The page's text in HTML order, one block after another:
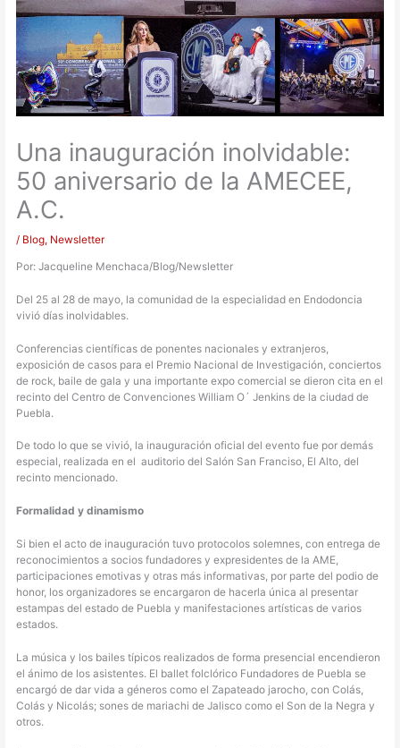
Una inauguración inolvidable:
50 aniversario de la AMECEE,
A.C.
/ Blog, Newsletter
Por: Jacqueline Menchaca/Blog/Newsletter
Del 25 al 28 de mayo, la comunidad de la especialidad en Endodoncia
vivió días inolvidables.
Conferencias científicas de ponentes nacionales y extranjeros,
exposición de casos para el Premio Nacional de Investigación, conciertos
de rock, baile de gala y una importante expo comercial se dieron cita en el
recinto del Centro de Convenciones William O´ Jenkins de la ciudad de
Puebla.
De todo lo que se vivió, la inauguración oficial del evento fue por demás
especial, realizada en el auditorio del Salón San Franciso, El Alto, del
recinto mencionado.
Formalidad y dinamismo
Si bien el acto de inauguración tuvo protocolos solemnes, con entrega de
reconocimientos a socios fundadores y expresidentes de la AME,
participaciones emotivas y otras más informativas, por parte del podio de
honor, los organizadores se encargaron de hacerla única al presentar
estampas del estado de Puebla y manifestaciones artísticas de varios
estados.
La música y los bailes típicos realizados de forma presencial encendieron
el ánimo de los asistentes. El ballet folclórico Fundadores de Puebla se
encargó de dar vida a géneros como el Zapateado jarocho, con Colás,
Colás y Nicolás; sones de mariachi de Jalisco como el Son de la Negra y
otros.